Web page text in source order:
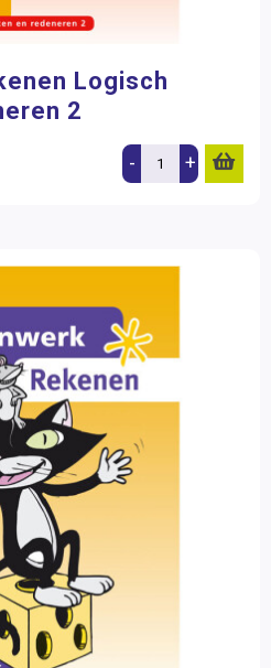
Logisch
2
- +